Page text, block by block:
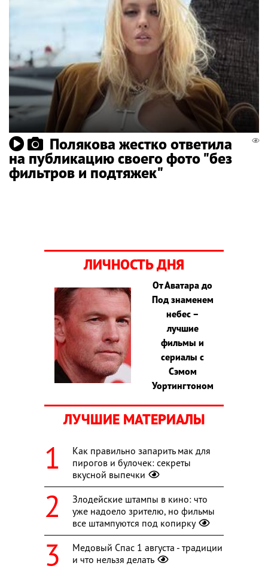
Полякова жестко ответила
на публикацию своего фото "без
фильтров и подтяжек"
ЛИЧНОСТЬ ДНЯ
От Аватара до
Под знаменем
небес –
лучшие
фильмы и
сериалы с
Сэмом
Уортингтоном
ЛУЧШИЕ МАТЕРИАЛЫ
Как правильно запарить мак для
пирогов и булочек: секреты
вкусной выпечки
Злодейские штампы в кино: что
уже надоело зрителю, но фильмы
все штампуются под копирку
Медовый Спас 1 августа - традиции
и что нельзя делать